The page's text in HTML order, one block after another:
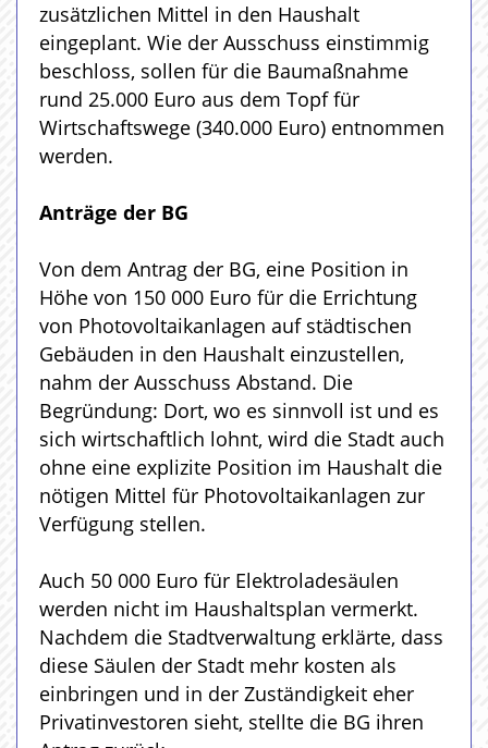
zusätzlichen Mittel in den Haushalt
eingeplant. Wie der Ausschuss einstimmig
beschloss, sollen für die Baumaßnahme
rund 25.000 Euro aus dem Topf für
Wirtschaftswege (340.000 Euro) entnommen
werden.
Anträge der BG
Von dem Antrag der BG, eine Position in
Höhe von 150 000 Euro für die Errichtung
von Photovoltaikanlagen auf städtischen
Gebäuden in den Haushalt einzustellen,
nahm der Ausschuss Abstand. Die
Begründung: Dort, wo es sinnvoll ist und es
sich wirtschaftlich lohnt, wird die Stadt auch
ohne eine explizite Position im Haushalt die
nötigen Mittel für Photovoltaikanlagen zur
Verfügung stellen.
Auch 50 000 Euro für Elektroladesäulen
werden nicht im Haushaltsplan vermerkt.
Nachdem die Stadtverwaltung erklärte, dass
diese Säulen der Stadt mehr kosten als
einbringen und in der Zuständigkeit eher
Privatinvestoren sieht, stellte die BG ihren